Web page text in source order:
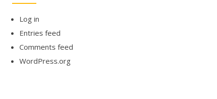
Log in
Entries feed
Comments feed
WordPress.org